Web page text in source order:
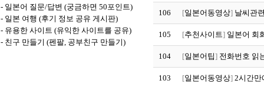
- 일본어 질문/답변 (궁금하면 50포인트)
- 일본 여행 (후기 정보 공유 게시판)
- 유용한 사이트 (유익한 사이트를 공유)
- 친구 만들기 (펜팔, 공부친구 만들기)
106 [일본어동영상] 날씨관
105 [추천사이트] 일본어 회
104 [일본어팁] 전화번호 읽
103 [일본어동영상] 2시간만